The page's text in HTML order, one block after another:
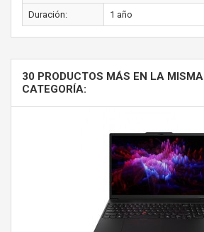
Duración: 1 año
30 PRODUCTOS MÁS EN LA MISMA
CATEGORÍA: